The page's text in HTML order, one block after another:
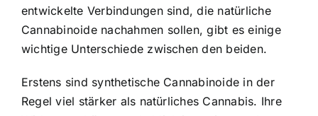
entwickelte Verbindungen sind, die natürliche
Cannabinoide nachahmen sollen, gibt es einige
wichtige Unterschiede zwischen den beiden.
Erstens sind synthetische Cannabinoide in der
Regel viel stärker als natürliches Cannabis. Ihre